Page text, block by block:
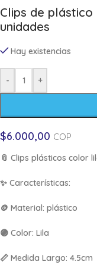
Clips de
unidades
Hay existencias
- +
$6.000,00 COP
📎 Clips plásticos color
✨ Características:
🪙 Material: plástico
🟣 Color: Lila
📏 Medida Largo: 4.5cm